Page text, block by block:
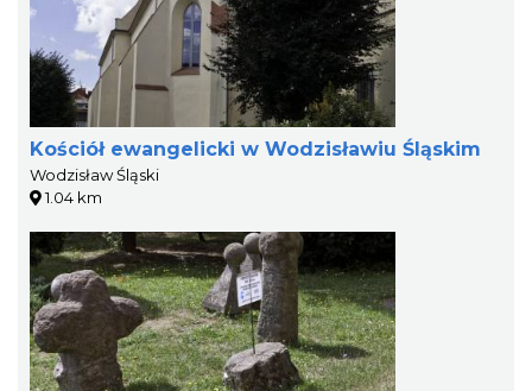
Kościół ewangelicki w Wodzisławiu Śląskim
Wodzisław Śląski
1.04 km